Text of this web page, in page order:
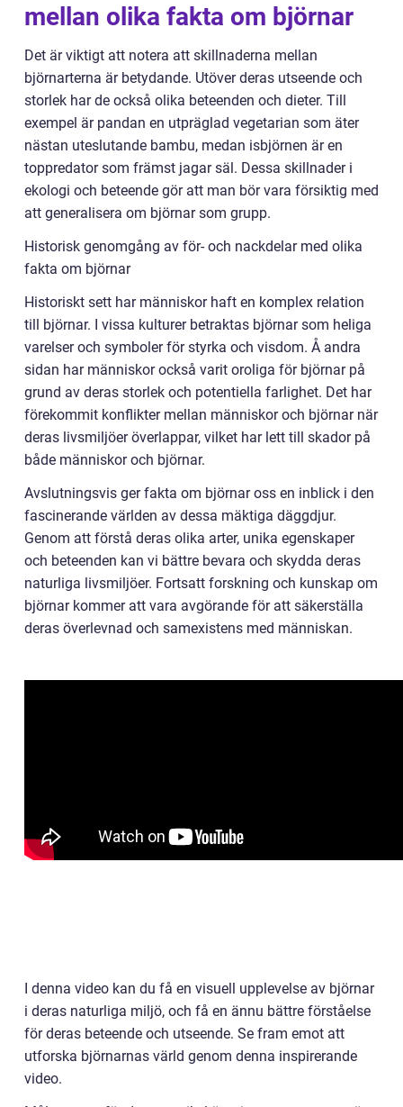
mellan olika fakta om björnar
Det är viktigt att notera att skillnaderna mellan
björnarterna är betydande. Utöver deras utseende och
storlek har de också olika beteenden och dieter. Till
exempel är pandan en utpräglad vegetarian som äter
nästan uteslutande bambu, medan isbjörnen är en
toppredator som främst jagar säl. Dessa skillnader i
ekologi och beteende gör att man bör vara försiktig med
att generalisera om björnar som grupp.
Historisk genomgång av för- och nackdelar med olika
fakta om björnar
Historiskt sett har människor haft en komplex relation
till björnar. I vissa kulturer betraktas björnar som heliga
varelser och symboler för styrka och visdom. Å andra
sidan har människor också varit oroliga för björnar på
grund av deras storlek och potentiella farlighet. Det har
förekommit konflikter mellan människor och björnar när
deras livsmiljöer överlappar, vilket har lett till skador på
både människor och björnar.
Avslutningsvis ger fakta om björnar oss en inblick i den
fascinerande världen av dessa mäktiga däggdjur.
Genom att förstå deras olika arter, unika egenskaper
och beteenden kan vi bättre bevara och skydda deras
naturliga livsmiljöer. Fortsatt forskning och kunskap om
björnar kommer att vara avgörande för att säkerställa
deras överlevnad och samexistens med människan.
I denna video kan du få en visuell upplevelse av björnar
i deras naturliga miljö, och få en ännu bättre förståelse
för deras beteende och utseende. Se fram emot att
utforska björnarnas värld genom denna inspirerande
video.